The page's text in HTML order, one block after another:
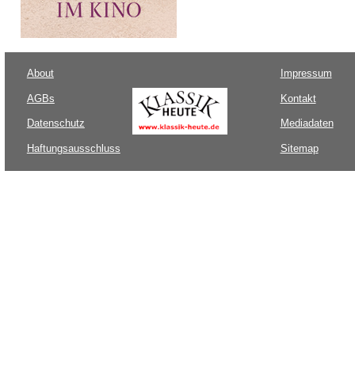
About
AGBs
Datenschutz
Haftungsausschluss
Impressum
Kontakt
Mediadaten
Sitemap